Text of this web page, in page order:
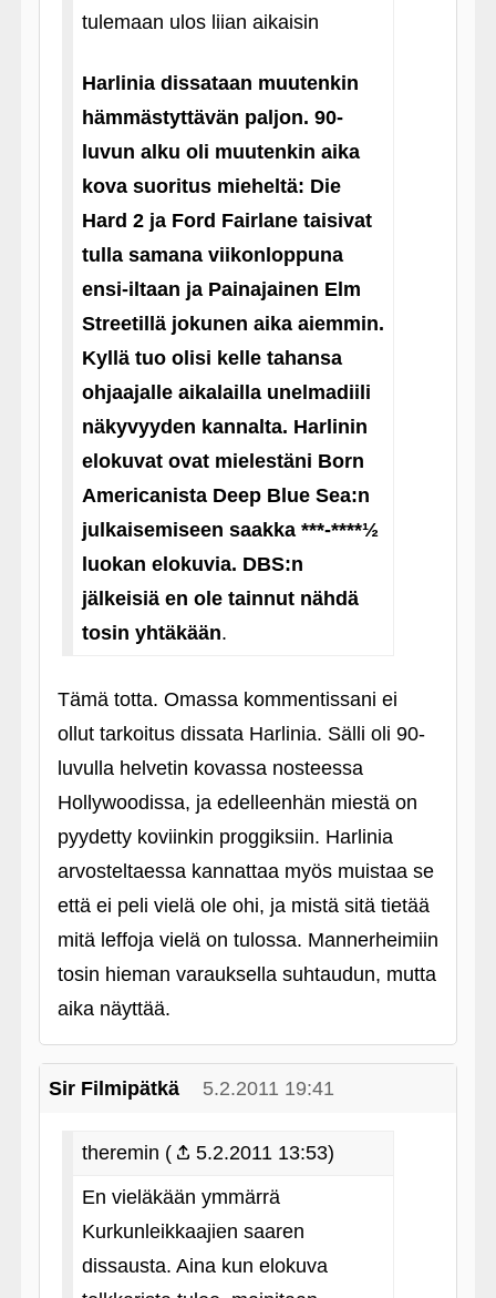
tulemaan ulos liian aikaisin
Harlinia dissataan muutenkin
hämmästyttävän paljon. 90-
luvun alku oli muutenkin aika
kova suoritus mieheltä: Die
Hard 2 ja Ford Fairlane taisivat
tulla samana viikonloppuna
ensi-iltaan ja Painajainen Elm
Streetillä jokunen aika aiemmin.
Kyllä tuo olisi kelle tahansa
ohjaajalle aikalailla unelmadiili
näkyvyyden kannalta. Harlinin
elokuvat ovat mielestäni Born
Americanista Deep Blue Sea:n
julkaisemiseen saakka ***-****½
luokan elokuvia. DBS:n
jälkeisiä en ole tainnut nähdä
tosin yhtäkään.
Tämä totta. Omassa kommentissani ei
ollut tarkoitus dissata Harlinia. Sälli oli 90-
luvulla helvetin kovassa nosteessa
Hollywoodissa, ja edelleenhän miestä on
pyydetty koviinkin proggiksiin. Harlinia
arvosteltaessa kannattaa myös muistaa se
että ei peli vielä ole ohi, ja mistä sitä tietää
mitä leffoja vielä on tulossa. Mannerheimiin
tosin hieman varauksella suhtaudun, mutta
aika näyttää.
Sir Filmipätkä 5.2.2011 19:41
theremin (
5.2.2011 13:53)
En vieläkään ymmärrä
Kurkunleikkaajien saaren
dissausta. Aina kun elokuva